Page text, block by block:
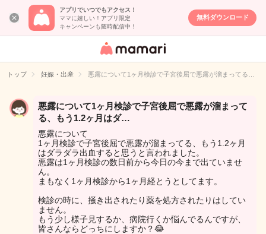
アプリでいつでもアクセス！
ママに嬉しい！アプリ限定
キャンペーンも随時配信中！
無料ダウンロード
女性専用匿名QA
イト
トップ 妊娠・出産 悪露について1ヶ月検診で子宮後屈で悪露が溜まってる…
悪露について1ヶ月検診で子宮後屈で悪露が溜まって
る、もう1.2ヶ月はダ…
悪露について
1ヶ月検診で子宮後屈で悪露が溜まってる、もう1.2ヶ月
はダラダラ出血すると思うと言われました。
悪露は1ヶ月検診の数日前から今日の今まで出ていませ
ん。
まもなく1ヶ月検診から1ヶ月経とうとしてます。
検診の時に、掻き出されたり薬を処方されたりはしてい
ません。
もう少し様子見するか、病院行くか悩んでるんですが、
皆さんならどっちにしますか？😂